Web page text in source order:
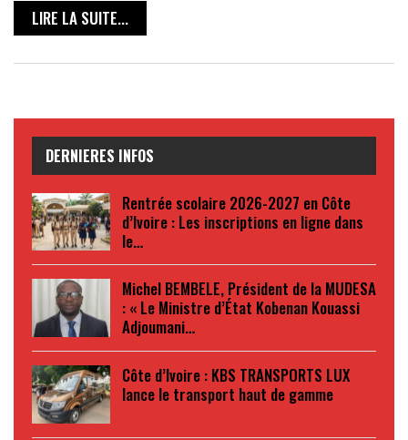
LIRE LA SUITE...
DERNIERES INFOS
Rentrée scolaire 2026-2027 en Côte
d’Ivoire : Les inscriptions en ligne dans
le…
Michel BEMBELE, Président de la MUDESA
: « Le Ministre d’État Kobenan Kouassi
Adjoumani…
Côte d’Ivoire : KBS TRANSPORTS LUX
lance le transport haut de gamme